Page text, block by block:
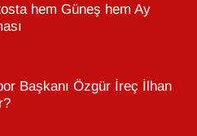
hem Güneş hem Ay
Başkanı Özgür İreç İlhan